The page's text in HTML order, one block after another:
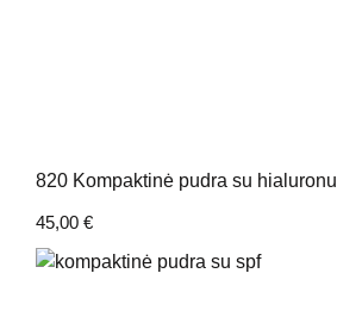
820 Kompaktinė pudra su hialuronu
45,00 €